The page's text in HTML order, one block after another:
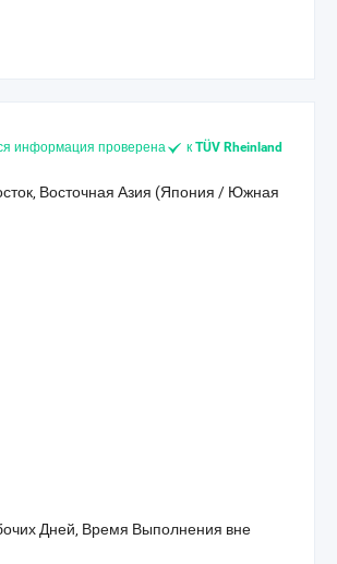
информация проверена к TÜV Rheinland
Восточная Азия (Япония / Южная
Дней, Время Выполнения вне